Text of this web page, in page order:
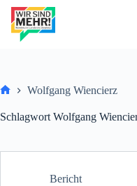
Zum
Inhalt
springen
Wolfgang Wiencierz
Schlagwort Wolfgang
Bericht